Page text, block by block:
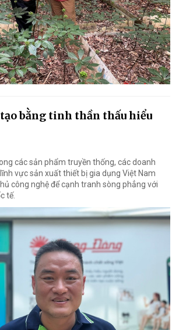
bằng tinh thần thấu hiểu
các sản phẩm truyền thống, các doanh
vực sản xuất thiết bị gia dụng Việt Nam
công nghệ để cạnh tranh sòng phẳng với
tế.